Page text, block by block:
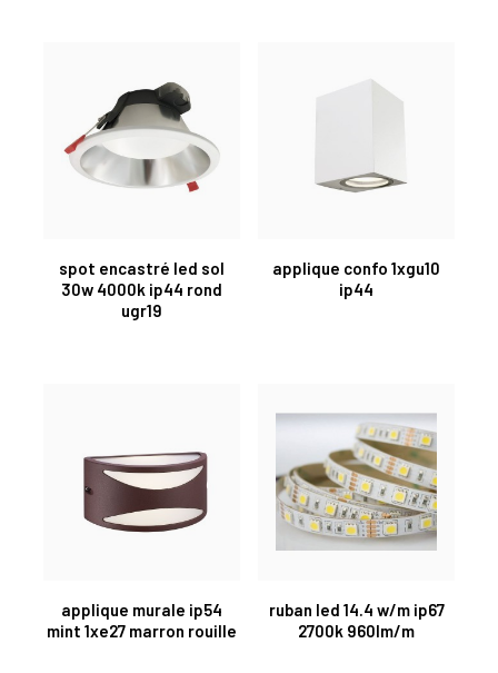
spot encastré led sol
30w 4000k ip44 rond
ugr19
applique confo 1xgu10
ip44
applique murale ip54
mint 1xe27 marron rouille
ruban led 14.4 w/m ip67
2700k 960lm/m